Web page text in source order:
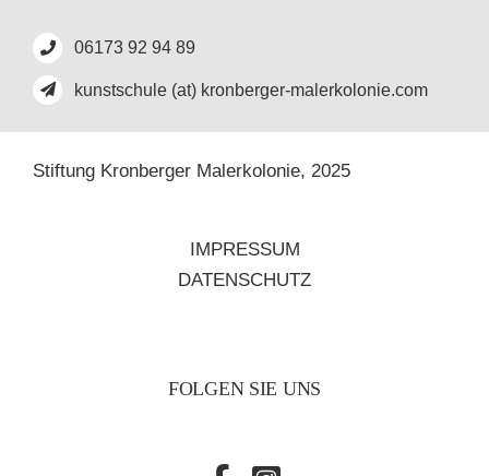
06173 92 94 89
kunstschule (at) kronberger-malerkolonie.com
Stiftung Kronberger Malerkolonie, 2025
IMPRESSUM
DATENSCHUTZ
FOLGEN SIE UNS